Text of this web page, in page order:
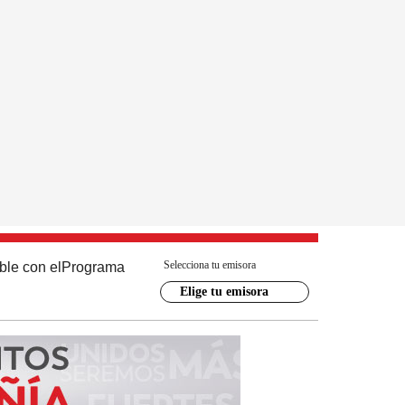
con el Programa Selecciona tu emisora
Elige tu emisora